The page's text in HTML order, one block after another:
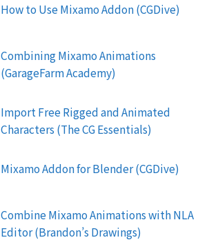
How to Use Mixamo Addon (CGDive)
Combining Mixamo Animations
(GarageFarm Academy)
Import Free Rigged and Animated
Characters (The CG Essentials)
Mixamo Addon for Blender (CGDive)
Combine Mixamo Animations with NLA
Editor (Brandon’s Drawings)